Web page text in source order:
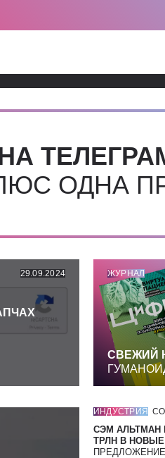
ОДНА
29.09.2024 ЖУРНАЛ
СВЕЖИЙ
ИНДУСТРИЯ
СЭМ АЛЬТМАН
ТРЛН В